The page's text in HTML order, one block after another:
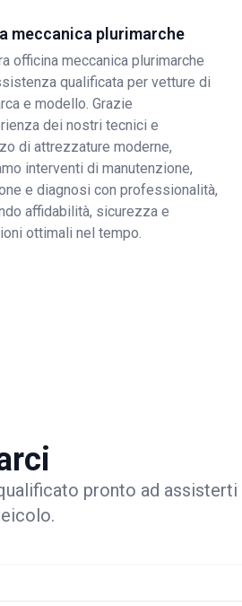
meccanica plurimarche
officina meccanica plurimarche
qualificata per vetture di
e modello. Grazie
dei nostri tecnici e
di attrezzature moderne,
interventi di manutenzione,
e diagnosi con professionalità,
affidabilità, sicurezza e
ottimali nel tempo.
pronto ad assisterti